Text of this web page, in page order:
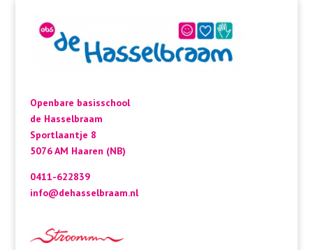
Openbare basisschool
de Hasselbraam
Sportlaantje 8
5076 AM Haaren (NB)
0411-622839
info@dehasselbraam.nl